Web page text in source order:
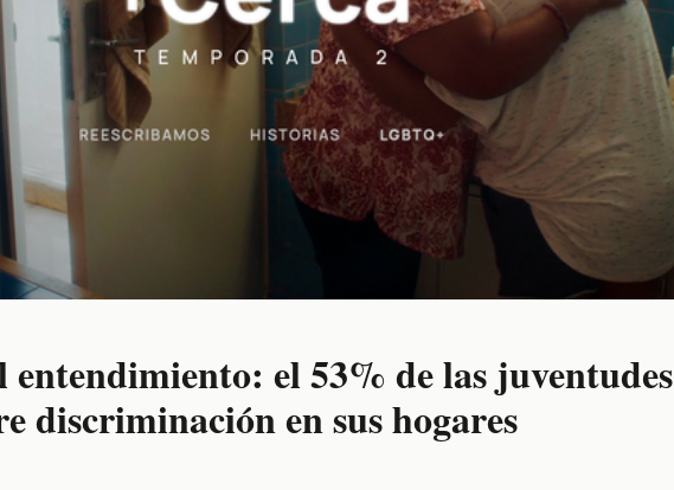
entendimiento: el 53% de las juventudes
discriminación en sus hogares